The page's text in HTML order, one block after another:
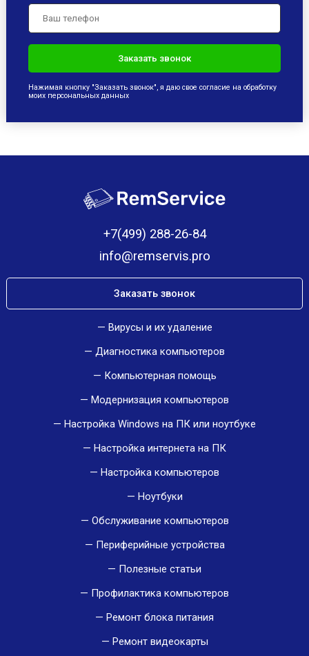
Нажимая кнопку "Заказать звонок", я даю свое согласие на обработку
моих персональных данных
+7(499) 288-26-84
info@remservis.pro
Заказать звонок
Вирусы и их удаление
Диагностика компьютеров
Компьютерная помощь
Модернизация компьютеров
Настройка Windows на ПК или ноутбуке
Настройка интернета на ПК
Настройка компьютеров
Ноутбуки
Обслуживание компьютеров
Периферийные устройства
Полезные статьи
Профилактика компьютеров
Ремонт блока питания
Ремонт видеокарты